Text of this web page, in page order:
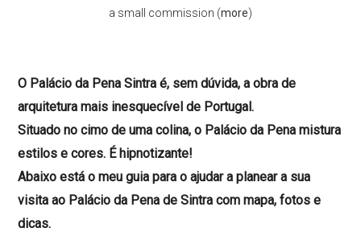
a small commission (more)
O Palácio da Pena Sintra é, sem dúvida, a obra de
arquitetura mais inesquecível de Portugal.
Situado no cimo de uma colina, o Palácio da Pena mistura
estilos e cores. É hipnotizante!
Abaixo está o meu guia para o ajudar a planear a sua
visita ao Palácio da Pena de Sintra com mapa, fotos e
dicas.